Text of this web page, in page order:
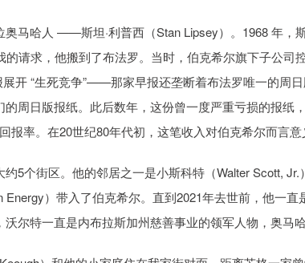
奥马哈人 ——斯坦·利普西（Stan Lipsey）。1968 年，
的请求，他搬到了布法罗。当时，伯克希尔旗下子公司
开 “生死竞争”——那家早报还垄断着布法罗唯一的周
周日版报纸。此后数年，这份曾一度严重亏损的报纸
报率。在20世纪80年代初，这笔收入对伯克希尔而言意
5个街区。他的邻居之一是小斯科特（Walter Scott,
Energy）带入了伯克希尔。直到2021年去世前，他一
尔特一直是内布拉斯加州慈善事业的领军人物，奥马